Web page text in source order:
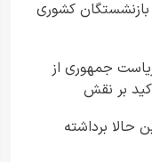
تومانی بازنشستگان کشوری
جمهوری از
بر نقش
آگاهی عمومی
حالا برداشته